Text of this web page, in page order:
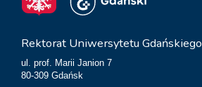
Rektorat Uniwersytetu Gdańskiego
ul. prof. Marii Janion 7
80-309 Gdańsk